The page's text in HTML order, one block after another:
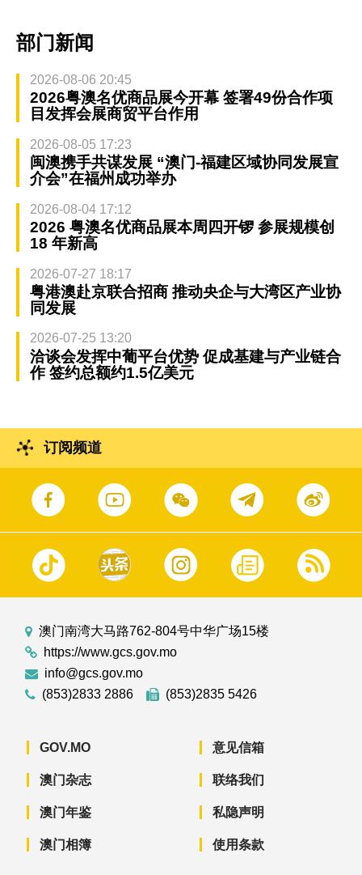
部门新闻
2026-08-06 20:45
2026粤澳名优商品展今开幕 签署49份合作项
目发挥会展商贸平台作用
2026-08-05 17:23
闽澳携手共谋发展 “澳门-福建区域协同发展宣
介会”在福州成功举办
2026-08-04 17:12
2026 粤澳名优商品展本周四开锣 参展规模创
18 年新高
2026-07-27 18:17
粤港澳赴京联合招商 推动央企与大湾区产业协
同发展
2026-07-25 13:20
洽谈会发挥中葡平台优势 促成基建与产业链合
作 签约总额约1.5亿美元
订阅频道
澳门南湾大马路762-804号中华广场15楼
https://www.gcs.gov.mo
info@gcs.gov.mo
(853)2833 2886
(853)2835 5426
GOV.MO
澳门杂志
澳门年鉴
澳门相簿
意见信箱
联络我们
私隐声明
使用条款